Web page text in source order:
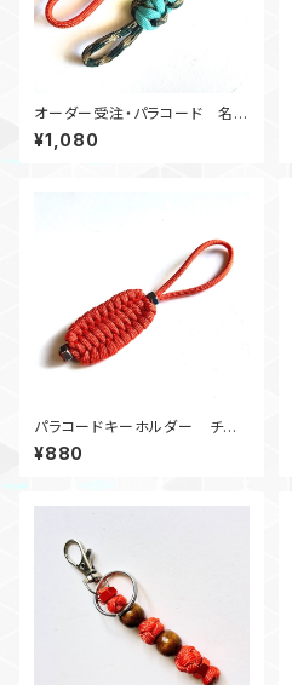
オーダー受注・パラコード 名入
りキーホルダー・コブラ ネーム
タグ
¥1,080
パラコードキーホルダー チャ
ーム トリロバイトN2 オレン
ジ
¥880